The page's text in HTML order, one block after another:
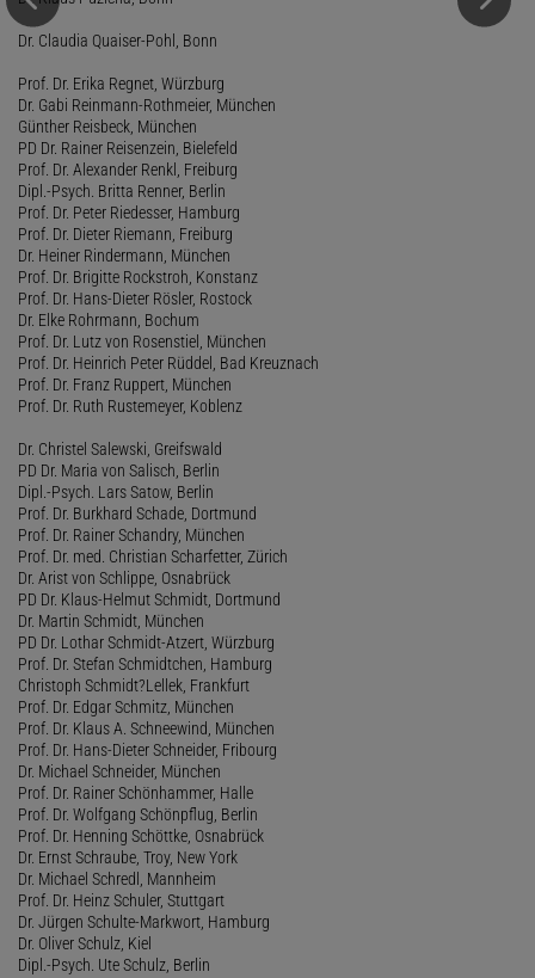
Dr. Claudia Quaiser-Pohl, Bonn
Prof. Dr. Erika Regnet, Würzburg
Dr. Gabi Reinmann-Rothmeier, München
Günther Reisbeck, München
PD Dr. Rainer Reisenzein, Bielefeld
Prof. Dr. Alexander Renkl, Freiburg
Dipl.-Psych. Britta Renner, Berlin
Prof. Dr. Peter Riedesser, Hamburg
Prof. Dr. Dieter Riemann, Freiburg
Dr. Heiner Rindermann, München
Prof. Dr. Brigitte Rockstroh, Konstanz
Prof. Dr. Hans-Dieter Rösler, Rostock
Dr. Elke Rohrmann, Bochum
Prof. Dr. Lutz von Rosenstiel, München
Prof. Dr. Heinrich Peter Rüddel, Bad Kreuznach
Prof. Dr. Franz Ruppert, München
Prof. Dr. Ruth Rustemeyer, Koblenz
Dr. Christel Salewski, Greifswald
PD Dr. Maria von Salisch, Berlin
Dipl.-Psych. Lars Satow, Berlin
Prof. Dr. Burkhard Schade, Dortmund
Prof. Dr. Rainer Schandry, München
Prof. Dr. med. Christian Scharfetter, Zürich
Dr. Arist von Schlippe, Osnabrück
PD Dr. Klaus-Helmut Schmidt, Dortmund
Dr. Martin Schmidt, München
PD Dr. Lothar Schmidt-Atzert, Würzburg
Prof. Dr. Stefan Schmidtchen, Hamburg
Christoph Schmidt?Lellek, Frankfurt
Prof. Dr. Edgar Schmitz, München
Prof. Dr. Klaus A. Schneewind, München
Prof. Dr. Hans-Dieter Schneider, Fribourg
Dr. Michael Schneider, München
Prof. Dr. Rainer Schönhammer, Halle
Prof. Dr. Wolfgang Schönpflug, Berlin
Prof. Dr. Henning Schöttke, Osnabrück
Dr. Ernst Schraube, Troy, New York
Dr. Michael Schredl, Mannheim
Prof. Dr. Heinz Schuler, Stuttgart
Dr. Jürgen Schulte-Markwort, Hamburg
Dr. Oliver Schulz, Kiel
Dipl.-Psych. Ute Schulz, Berlin